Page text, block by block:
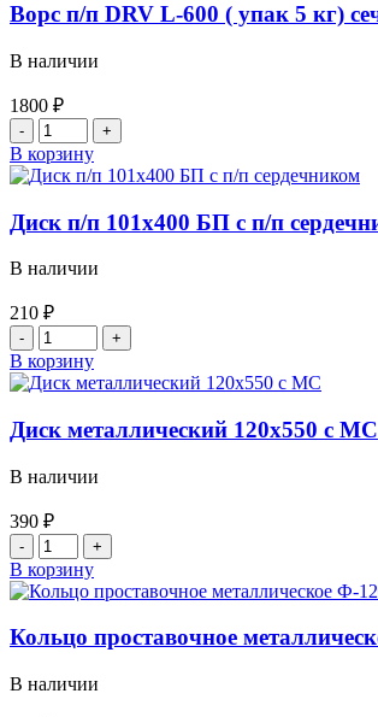
Ворс п/п DRV L-600 ( упак 5 кг)
В наличии
1800 ₽
Количество
товара
Ворс
п/
DRV
600
упак
5
кг)
сеч
мм
В корзину
Диск п/п 101х400 БП с п/п
В наличии
210 ₽
Количество
товара
Диск
п/
101х400
с
п
сердечником
В корзину
Диск металлический 120х550 с МС
В наличии
390 ₽
Количество
товара
Диск
металлический
120х550
с
В корзину
Кольцо проставочное
В наличии